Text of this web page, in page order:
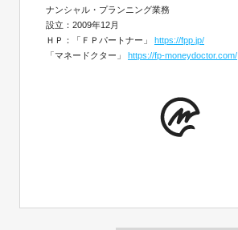
ナンシャル・プランニング業務
設立：2009年12月
ＨＰ：「ＦＰパートナー」 https://fpp.jp/
「マネードクター」 https://fp-moneydoctor.com/